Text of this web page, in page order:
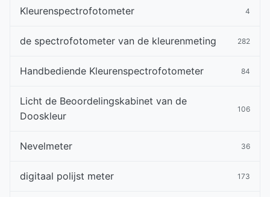
Kleurenspectrofotometer 4
de spectrofotometer van de kleurenmeting 282
Handbediende Kleurenspectrofotometer 84
Licht de Beoordelingskabinet van de
Dooskleur
106
Nevelmeter 36
digitaal polijst meter 173